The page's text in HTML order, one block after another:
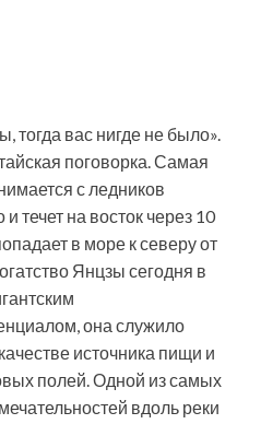
тогда вас нигде не было».
поговорка. Самая
с ледников
течет на восток через 10
в море к северу от
Янцзы сегодня в
она служило
источника пищи и
полей. Одной из самых
вдоль реки